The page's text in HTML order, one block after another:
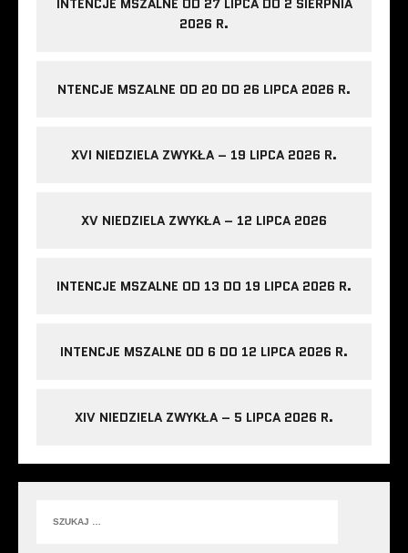
2026 R.
NTENCJE MSZALNE OD 20 DO 26 LIPCA 2026 R.
XVI NIEDZIELA ZWYKŁA – 19 LIPCA 2026 R.
XV NIEDZIELA ZWYKŁA – 12 LIPCA 2026
INTENCJE MSZALNE OD 13 DO 19 LIPCA 2026 R.
INTENCJE MSZALNE OD 6 DO 12 LIPCA 2026 R.
XIV NIEDZIELA ZWYKŁA – 5 LIPCA 2026 R.